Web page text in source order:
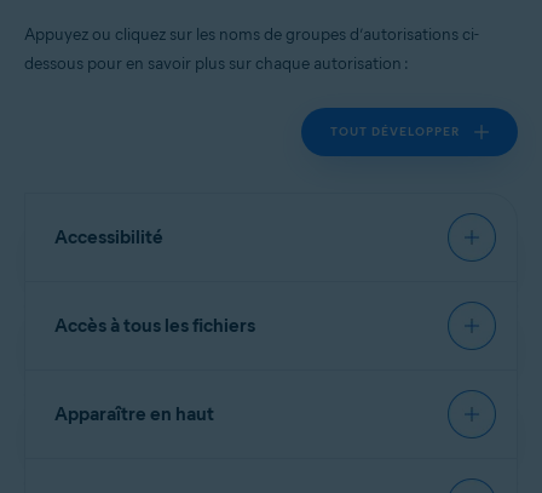
Appuyez ou cliquez sur les noms de groupes d’autorisations ci-
dessous pour en savoir plus sur chaque autorisation :
TOUT DÉVELOPPER
Accessibilité
Permet àDéfense du web
contenu sur d’autres applications.
Accès à tous les fichiers
Permet à Coffre-fort de photos
Apparaître en haut